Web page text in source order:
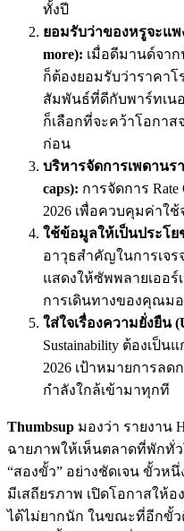
ทั้งปี
ยอมรับว่าของหรูจะแพ
more): เมื่อดีมานด์จา
ก็ต้องยอมรับว่าราคา
สัมพันธ์ที่ดีกับพาร์ทเน
ก็เลือกที่จะคว้าโอกา
ก่อน
บริหารจัดการเพดานร
caps): การจัดการ
2026 เพื่อควบคุมค่าใช้
ใช้ข้อมูลให้เป็นประโย
อาวุธสำคัญในการเจ
แสดงให้ซัพพลายเออ
การเดินทางของคุณม
ใส่ใจเรื่องความยั่งยืน
Sustainability ต้องเป็
2026 เป้าหมายการลด
กำลังใกล้เข้ามาทุกที
Thumbsup มองว่า รายงาน
ฉายภาพให้เห็นตลาดที่พักทั่
“สองขั้ว” อย่างชัดเจน ขั้วห
มีเสถียรภาพ เปิดโอกาสให้
ได้ไม่ยากนัก ในขณะที่อีกขั้